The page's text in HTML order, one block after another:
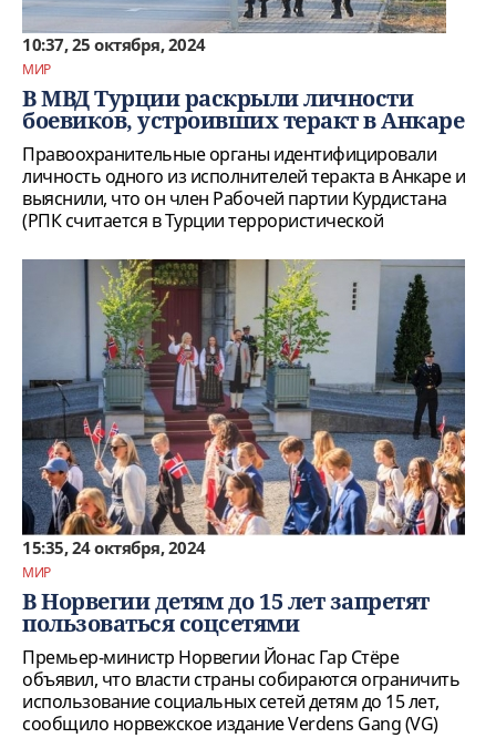
10:37, 25 октября, 2024
МИР
В МВД Турции раскрыли личности
боевиков, устроивших теракт в Анкаре
Правоохранительные органы идентифицировали
личность одного из исполнителей теракта в Анкаре и
выяснили, что он член Рабочей партии Курдистана
(РПК считается в Турции террористической
15:35, 24 октября, 2024
МИР
В Норвегии детям до 15 лет запретят
пользоваться соцсетями
Премьер-министр Норвегии Йонас Гар Стёре
объявил, что власти страны собираются ограничить
использование социальных сетей детям до 15 лет,
сообщило норвежское издание Verdens Gang (VG)